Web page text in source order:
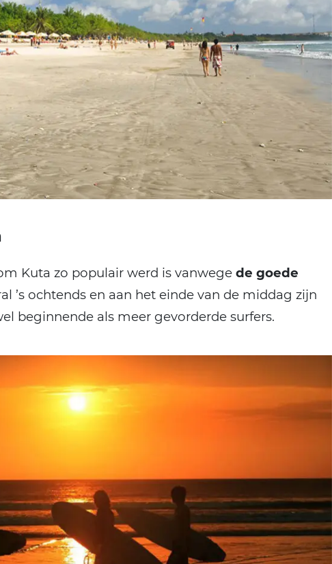
Kuta zo populair werd is vanwege de goede
’s ochtends en aan het einde van de middag zijn
beginnende als meer gevorderde surfers.